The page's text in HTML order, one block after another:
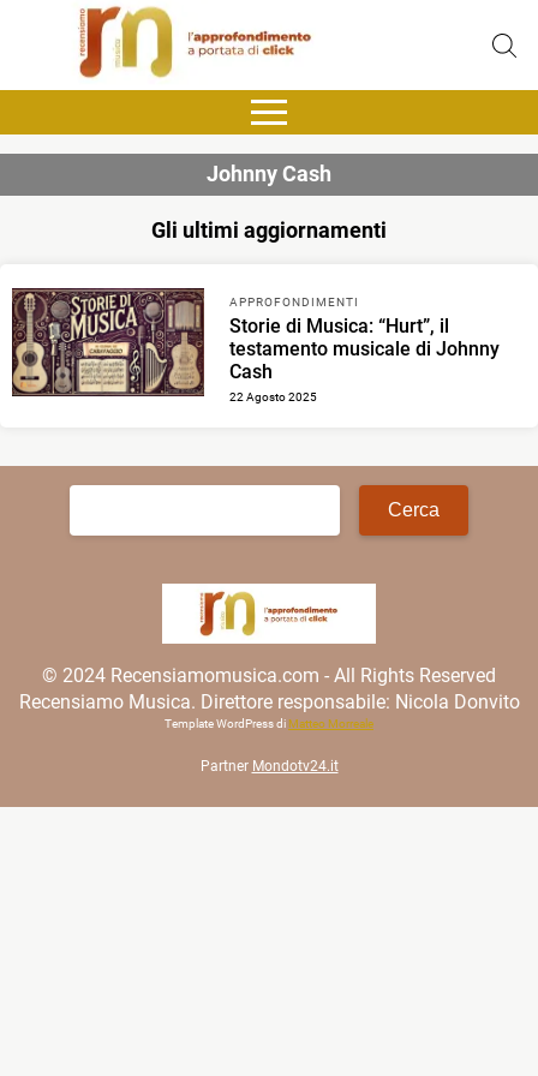
Johnny Cash
Gli ultimi aggiornamenti
APPROFONDIMENTI
Storie di Musica: “Hurt”, il
testamento musicale di Johnny
Cash
22 Agosto 2025
Ricerca
© 2024 Recensiamomusica.com - All Rights Reserved
Recensiamo Musica. Direttore responsabile: Nicola Donvito
Template WordPress di Matteo Morreale
Partner Mondotv24.it